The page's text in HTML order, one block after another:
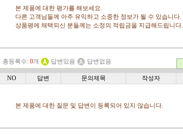
본 제품에 대한 평가를 해보세요.
다른 고객님들께 아주 유익하고 소중한 정보가 될 수 있습니다.
상품평에 채택되신 분들께는 소정의 적립금을 지급해드립니다.
총등록수: 0개 답변있음 답변없음
NO 답변 문의제목 작성자
본 제품에 대한 질문 및 답변이 등록되어 있지 않습니다.